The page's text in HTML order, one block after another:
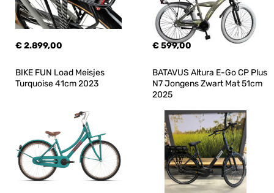
€ 2.899,00 € 599,00
BIKE FUN Load Meisjes
Turquoise 41cm 2023
BATAVUS Altura E-Go CP Plus
N7 Jongens Zwart Mat 51cm
2025